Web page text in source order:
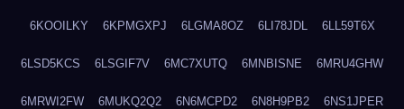
6KOOILKY 6KPMGXPJ 6LGMA8OZ 6LI78JDL 6LL59T6X
6LSD5KCS 6LSGIF7V 6MC7XUTQ 6MNBISNE 6MRU4GHW
6MRWI2FW 6MUKQ2Q2 6N6MCPD2 6N8H9PB2 6NS1JPER